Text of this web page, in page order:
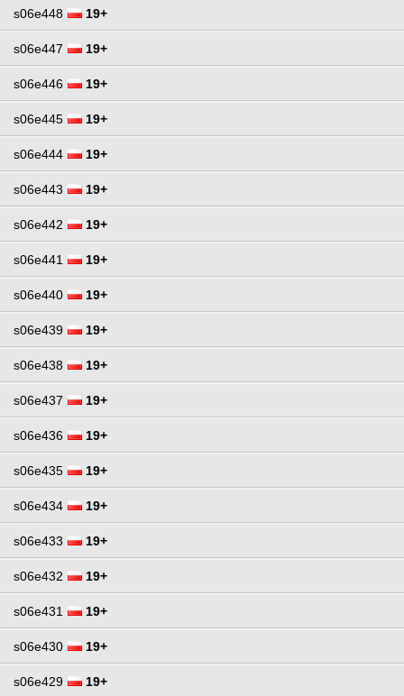
s06e448 19+
s06e447 19+
s06e446 19+
s06e445 19+
s06e444 19+
s06e443 19+
s06e442 19+
s06e441 19+
s06e440 19+
s06e439 19+
s06e438 19+
s06e437 19+
s06e436 19+
s06e435 19+
s06e434 19+
s06e433 19+
s06e432 19+
s06e431 19+
s06e430 19+
s06e429 19+